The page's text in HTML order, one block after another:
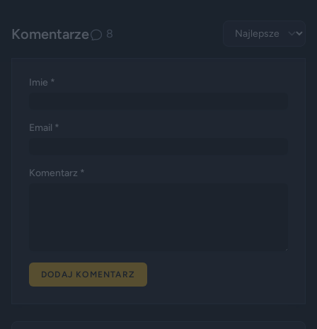
Komentarze 8
Imie *
Email *
Komentarz *
DODAJ KOMENTARZ